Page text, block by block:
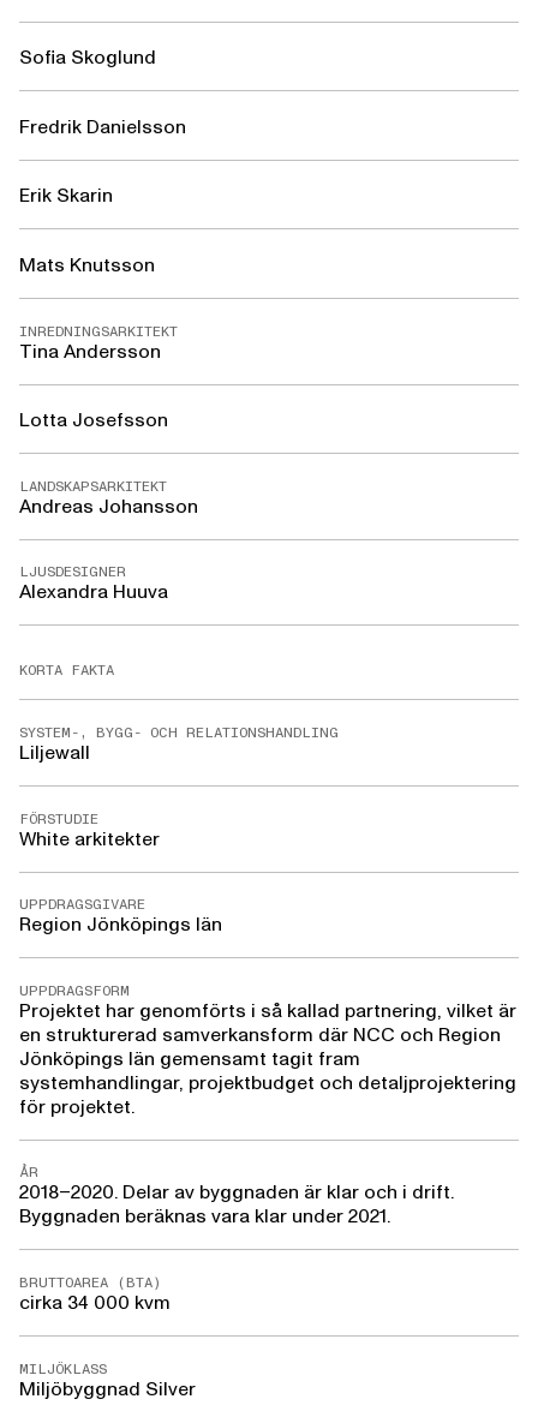
Sofia Skoglund
Fredrik Danielsson
Erik Skarin
Mats Knutsson
INREDNINGSARKITEKT
Tina Andersson
Lotta Josefsson
LANDSKAPSARKITEKT
Andreas Johansson
LJUSDESIGNER
Alexandra Huuva
KORTA FAKTA
SYSTEM-, BYGG- OCH RELATIONSHANDLING
Liljewall
FÖRSTUDIE
White arkitekter
UPPDRAGSGIVARE
Region Jönköpings län
UPPDRAGSFORM
Projektet har genomförts i så kallad partnering, vilket är
en strukturerad samverkansform där NCC och Region
Jönköpings län gemensamt tagit fram
systemhandlingar, projektbudget och detaljprojektering
för projektet.
ÅR
2018–2020. Delar av byggnaden är klar och i drift.
Byggnaden beräknas vara klar under 2021.
BRUTTOAREA (BTA)
cirka 34 000 kvm
MILJÖKLASS
Miljöbyggnad Silver